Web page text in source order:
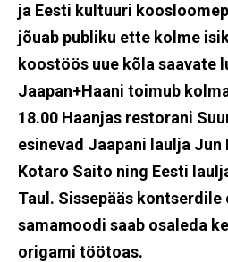
ja Eesti kultuuri
jõuab publiku ette kolme
koostöös uue kõla saavate
Jaapan+Haani toimub
18.00 Haanjas restorani
esinevad Jaapani laulja
Kotaro Saito ning Eesti
Taul. Sissepääs kontserdile
samamoodi saab osaleda
origami töötoas.